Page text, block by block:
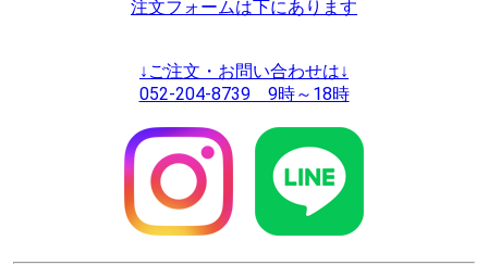
注文フォームは下にあります
↓ご注文・お問い合わせは↓
052-204-8739 9時～18時